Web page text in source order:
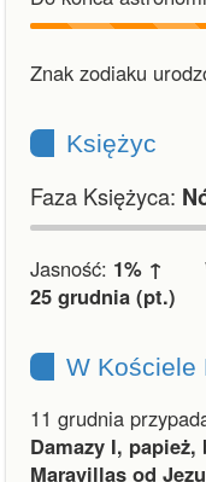
Znak zodiaku
Księżyc
Faza Księżyca:
Jasność: 1% ↑
25 grudnia (pt.)
W Kościele
11 grudnia
Damazy I,
Maravillas od